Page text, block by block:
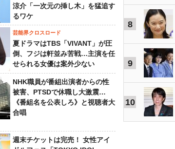
涼介「一次元の挿し木」を猛追す
るワケ
芸能界クロスロード
夏ドラマはTBS「VIVANT」が圧
倒、フジは軒並み苦戦…主演を任
せられる女優は案外少ない
NHK職員が番組出演者からの性
被害、PTSDで休職し大激震…
《番組名を公表しろ》と視聴者大
合唱
週末チケットは完売！ 女性アイ
8
9
10